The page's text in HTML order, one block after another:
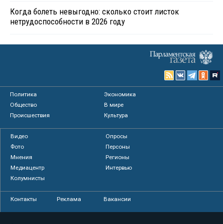
Когда болеть невыгодно: сколько стоит листок
нетрудоспособности в 2026 году
Политика
Экономика
Общество
В мире
Происшествия
Культура
Видео
Опросы
Фото
Персоны
Мнения
Регионы
Медиацентр
Интервью
Колумнисты
Контакты Реклама Вакансии